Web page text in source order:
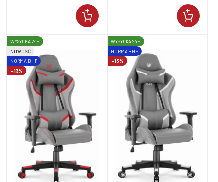
-13%
NOWOŚĆ
WYSYŁKA 24H
NORMA BHP -13%
WYSYŁKA 24H
NORMA BHP